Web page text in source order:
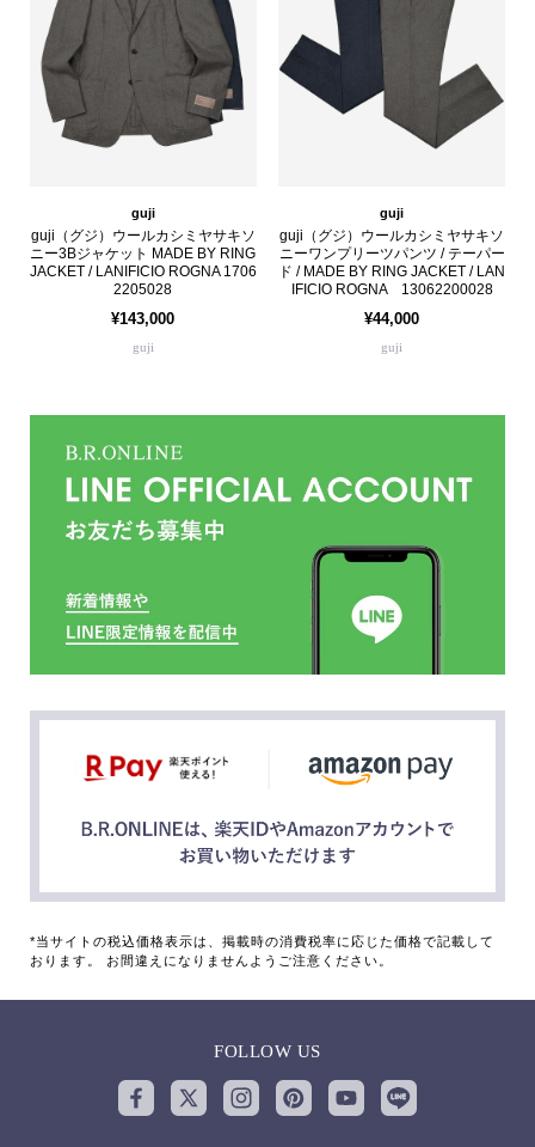
guji
guji（グジ）ウールカシミヤサキソ
ニー3Bジャケット MADE BY RING
JACKET / LANIFICIO ROGNA 1706
2205028
¥143,000
guji
guji
guji（グジ）ウールカシミヤサキソ
ニーワンプリーツパンツ / テーパー
ド / MADE BY RING JACKET / LAN
IFICIO ROGNA 13062200028
¥44,000
guji
*当サイトの税込価格表示は、掲載時の消費税率に応じた価格で記載して
おります。 お間違えになりませんようご注意ください。
FOLLOW US